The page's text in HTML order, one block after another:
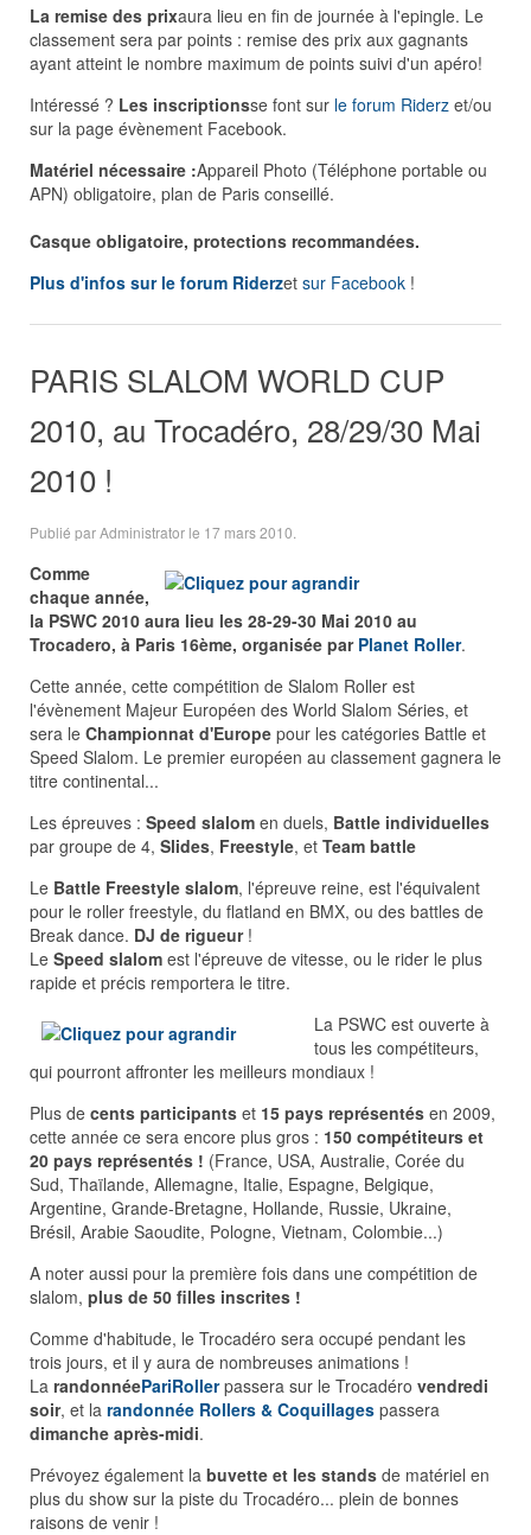
La remise des prixaura lieu en fin de journée à l'epingle. Le
classement sera par points : remise des prix aux gagnants
ayant atteint le nombre maximum de points suivi d'un apéro!
Intéressé ? Les inscriptionsse font sur le forum Riderz et/ou
sur la page évènement Facebook.
Matériel nécessaire :Appareil Photo (Téléphone portable ou
APN) obligatoire, plan de Paris conseillé.
Casque obligatoire, protections recommandées.
Plus d'infos sur le forum Riderzet sur Facebook !
PARIS SLALOM WORLD CUP
2010, au Trocadéro, 28/29/30 Mai
2010 !
Publié par Administrator le 17 mars 2010
Comme
chaque année,
la PSWC 2010 aura lieu les 28-29-30 Mai 2010 au
Trocadero, à Paris 16ème, organisée par Planet Roller.
Cette année, cette compétition de Slalom Roller est
l'évènement Majeur Européen des World Slalom Séries, et
sera le Championnat d'Europe pour les catégories Battle et
Speed Slalom. Le premier européen au classement gagnera le
titre continental...
Les épreuves : Speed slalom en duels, Battle individuelles
par groupe de 4, Slides, Freestyle, et Team battle
Le Battle Freestyle slalom, l'épreuve reine, est l'équivalent
pour le roller freestyle, du flatland en BMX, ou des battles de
Break dance. DJ de rigueur!
Le Speed slalom est l'épreuve de vitesse, ou le rider le plus
rapide et précis remportera le titre.
La PSWC est ouverte à
tous les compétiteurs,
qui pourront affronter les meilleurs mondiaux !
Plus de cents participants et 15 pays représentés en 2009,
cette année ce sera encore plus gros : 150 compétiteurs et
20 pays représentés ! (France, USA, Australie, Corée du
Sud, Thaïlande, Allemagne, Italie, Espagne, Belgique,
Argentine, Grande-Bretagne, Hollande, Russie, Ukraine,
Brésil, Arabie Saoudite, Pologne, Vietnam, Colombie...)
A noter aussi pour la première fois dans une compétition de
slalom, plus de 50 filles inscrites !
Comme d'habitude, le Trocadéro sera occupé pendant les
trois jours, et il y aura de nombreuses animations !
La randonnéePariRollerpassera sur le Trocadéro vendredi
soir, et la randonnée Rollers & Coquillages passera
dimanche après-midi.
Prévoyez également la buvette et les stands de matériel en
plus du show sur la piste du Trocadéro... plein de bonnes
raisons de venir !